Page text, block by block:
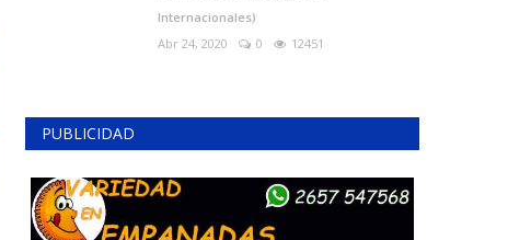
Internacionales)
Abr 24, 2020
0 12451
PUBLICIDAD